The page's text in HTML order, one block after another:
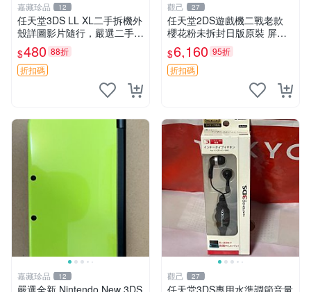
嘉藏珍品 12
任天堂3DS LL XL二手拆機外
殼詳圖影片隨行，嚴選二手適
合收藏 3DS LL XL 拆機 外殼
數字機
$480 88折
折扣碼
觀己 27
任天堂2DS遊戲機二戰老款
櫻花粉未拆封日版原裝 屏清
全新 全套附贈充電線及觸控
筆 2DS 游戲機 日本原裝 二
手機 清新粉色 裸機無卡
$6,160 95折
折扣碼
嘉藏珍品 12 觀己 27